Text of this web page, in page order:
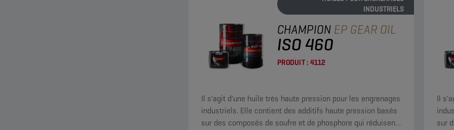
INDUSTRIELS
CHAMPION EP GEAR OIL
ISO 460
PRODUIT : 4112
Il s'agit d'une huile très haute pression pour les engrenages
industriels. Elle contient des additifs haute pression basés
sur des composés de soufre et de phosphore qui réduisent
Il
sur